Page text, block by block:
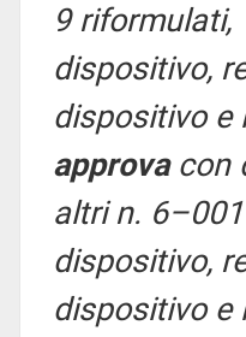
9 riformulati,
dispositivo,
dispositivo e
approvacon
altri n.
dispositivo,
dispositivo e